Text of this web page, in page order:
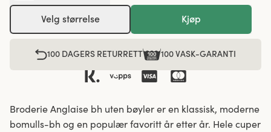
Velg størrelse Kjøp
100 DAGERS RETURRETT 100 VASK-GARANTI
Broderie Anglaise bh uten bøyler er en klassisk, moderne
bomulls-bh og en populær favoritt år etter år. Hele cuper